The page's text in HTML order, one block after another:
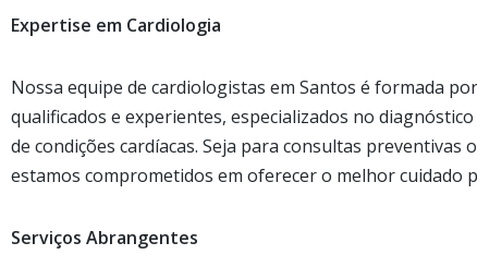
Expertise em Cardiologia
Nossa equipe de cardiologistas em Santos é formada
qualificados e experientes, especializados no
de condições cardíacas. Seja para consultas preventivas
estamos comprometidos em oferecer o melhor cuidado
Serviços Abrangentes